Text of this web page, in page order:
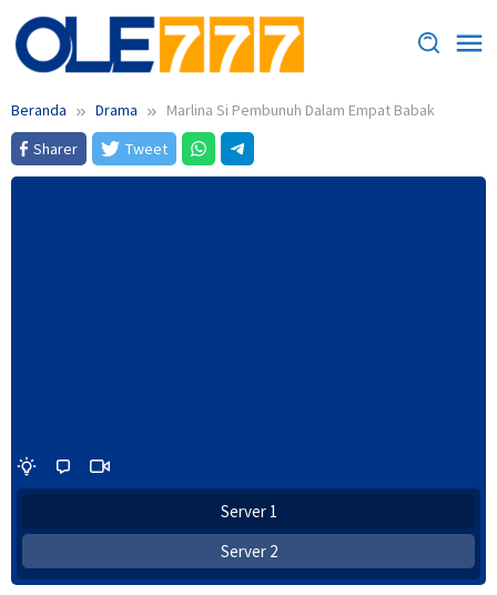
Loncat
ke
konten
Beranda Drama
Marlina Si Pembunuh Dalam Empat Babak
Sharer
Tweet
Server 1
Server 2